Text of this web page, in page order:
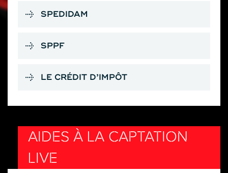
SPEDIDAM
SPPF
LE CRÉDIT D’IMPÔT
AIDES À LA CAPTATION
LIVE